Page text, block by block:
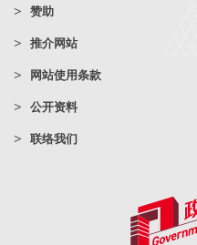
赞助
推介网站
网站使用条款
公开资料
联络我们